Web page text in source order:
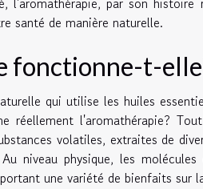
santé de manière naturelle.
fonctionne-t-
qui utilise les huiles
l'aromathérapie?
volatiles, extraites de
niveau physique, les molécules
une variété de bienfaits sur